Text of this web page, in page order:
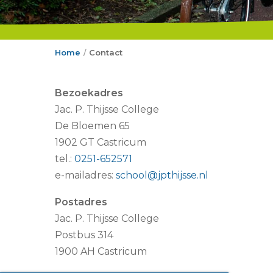
Home / Contact
Bezoekadres
Jac. P. Thijsse College
De Bloemen 65
1902 GT Castricum
tel.:0251-652571
e-mailadres:school@jpthijsse.nl
Postadres
Jac. P. Thijsse College
Postbus 314
1900 AH Castricum